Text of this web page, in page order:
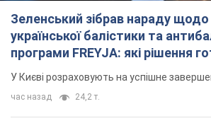
Зеленський зібрав нараду щодо
української балістики та антибалістичної
програми FREYJA: які рішення
У Києві розраховують на успішне
час назад 24,2 т.